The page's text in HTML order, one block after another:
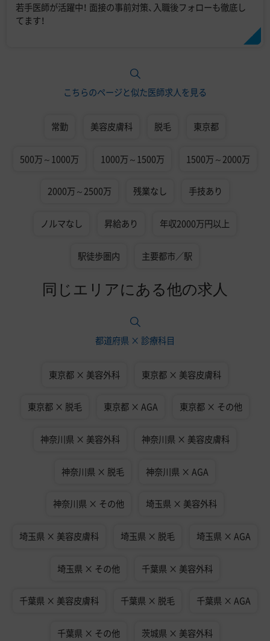
若手医師が活躍中！ 面接の事前対策、入職後フォローも徹底し
てます！
こちらのページと似た医師求人を見る
常勤 美容皮膚科 脱毛 東京都
500万～1000万 1000万～1500万 1500万～2000万
2000万～2500万 残業なし 手技あり
ノルマなし 昇給あり 年収2000万円以上
駅徒歩圏内 主要都市／駅
同じエリアにある他の求人
都道府県 × 診療科目
東京都 × 美容外科 東京都 × 美容皮膚科
東京都 × 脱毛 東京都 × AGA 東京都 × その他
神奈川県 × 美容外科 神奈川県 × 美容皮膚科
神奈川県 × 脱毛 神奈川県 × AGA
神奈川県 × その他 埼玉県 × 美容外科
埼玉県 × 美容皮膚科 埼玉県 × 脱毛 埼玉県 × AGA
埼玉県 × その他 千葉県 × 美容外科
千葉県 × 美容皮膚科 千葉県 × 脱毛 千葉県 × AGA
千葉県 × その他 茨城県 × 美容外科